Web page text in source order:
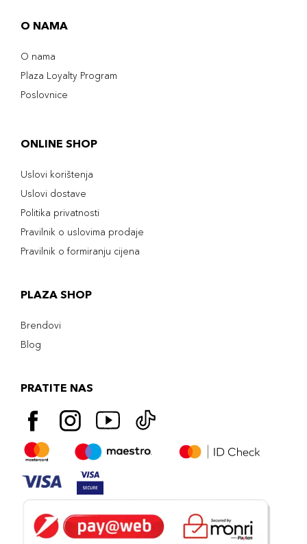
O NAMA
O nama
Plaza Loyalty Program
Poslovnice
ONLINE SHOP
Uslovi korištenja
Uslovi dostave
Politika privatnosti
Pravilnik o uslovima prodaje
Pravilnik o formiranju cijena
PLAZA SHOP
Brendovi
Blog
PRATITE NAS